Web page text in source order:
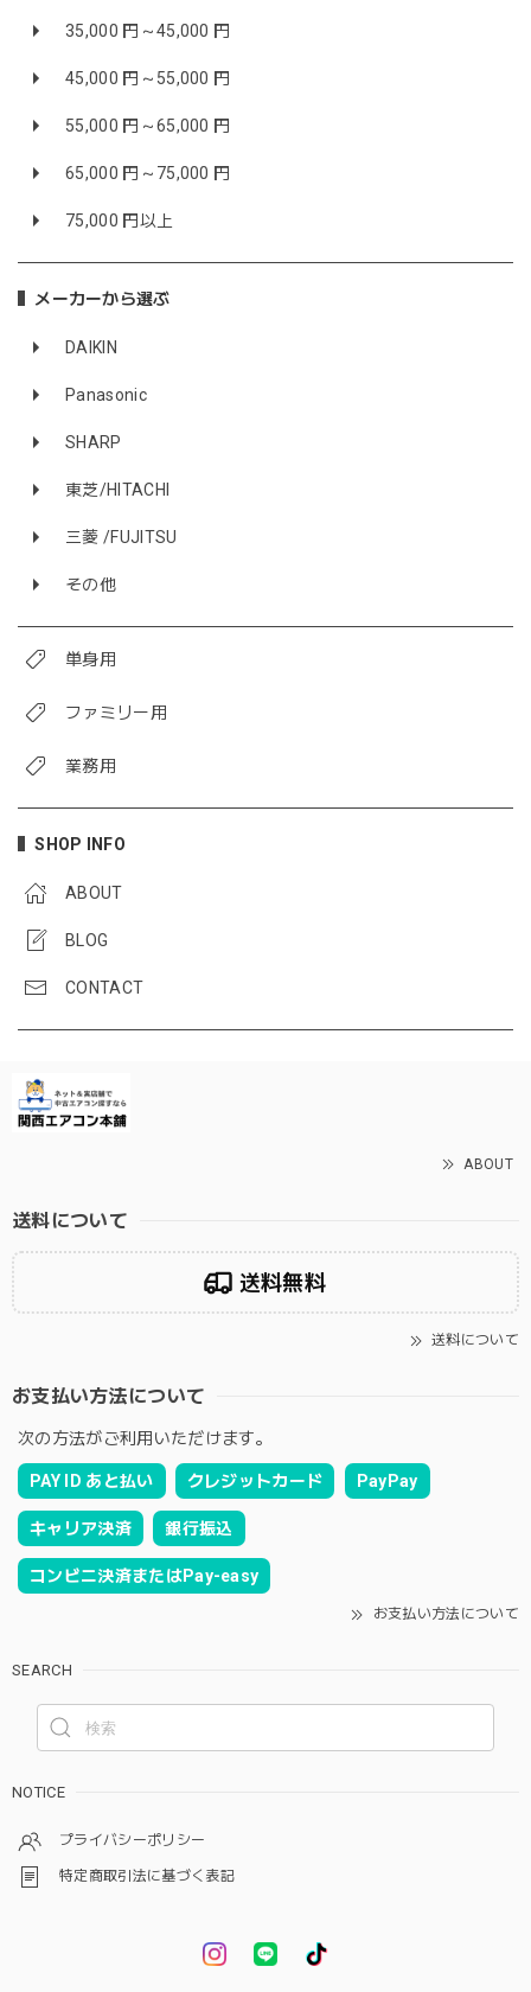
35,000 円～45,000 円
45,000 円～55,000 円
55,000 円～65,000 円
65,000 円～75,000 円
75,000 円以上
メーカーから選ぶ
DAIKIN
Panasonic
SHARP
東芝/HITACHI
三菱 /FUJITSU
その他
単身用
ファミリー用
業務用
SHOP INFO
ABOUT
BLOG
CONTACT
ABOUT
送料について
送料無料
送料について
お支払い方法について
次の方法がご利用いただけます。
PAY ID あと払い クレジットカード PayPay
キャリア決済 銀行振込
コンビニ決済またはPay-easy
お支払い方法について
SEARCH
NOTICE
プライバシーポリシー
特定商取引法に基づく表記